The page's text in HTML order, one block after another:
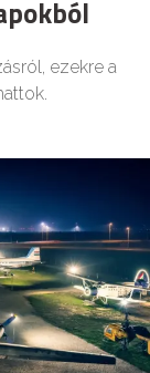
ezekre a